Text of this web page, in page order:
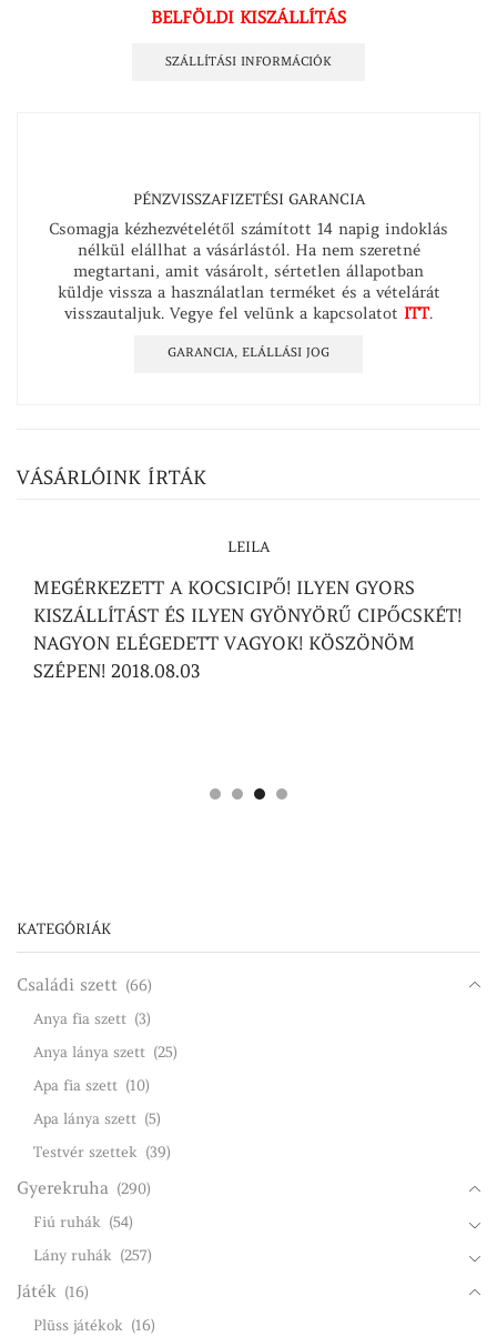
BELFÖLDI KISZÁLLÍTÁS
SZÁLLÍTÁSI INFORMÁCIÓK
PÉNZVISSZAFIZETÉSI GARANCIA
Csomagja kézhezvételétől számított 14 napig indoklás
nélkül elállhat a vásárlástól. Ha nem szeretné
megtartani, amit vásárolt, sértetlen állapotban
küldje vissza a használatlan terméket és a vételárát
visszautaljuk. Vegye fel velünk a kapcsolatot ITT.
GARANCIA, ELÁLLÁSI JOG
VÁSÁRLÓINK ÍRTÁK
LEILA
MEGÉRKEZETT A KOCSICIPŐ! ILYEN GYORS
KISZÁLLÍTÁST ÉS ILYEN GYÖNYÖRŰ CIPŐCSKÉT!
NAGYON ELÉGEDETT VAGYOK! KÖSZÖNÖM
SZÉPEN! 2018.08.03
KATEGÓRIÁK
Családi szett (66)
Anya fia szett (3)
Anya lánya szett (25)
Apa fia szett (10)
Apa lánya szett (5)
Testvér szettek (39)
Gyerekruha (290)
Fiú ruhák (54)
Lány ruhák (257)
Játék (16)
Plüss játékok (16)